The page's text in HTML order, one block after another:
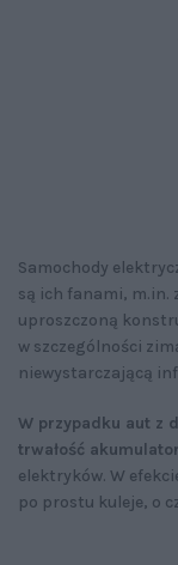
Samochody
są ich fanami, m.in.
uproszczoną
w szczególności
niewystarczającą
W przypadku aut z
trwałość
elektryków. W
po prostu kuleje, o